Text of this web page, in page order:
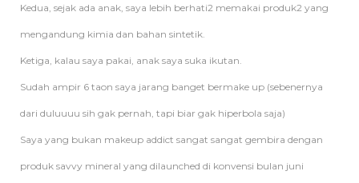
Kedua, sejak ada anak, saya lebih berhati2 memakai produk2 yang
mengandung kimia dan bahan sintetik.
Ketiga, kalau saya pakai, anak saya suka ikutan.
Sudah ampir 6 taon saya jarang banget bermake up (sebenernya
dari duluuuu sih gak pernah, tapi biar gak hiperbola saja)
Saya yang bukan makeup addict sangat sangat gembira dengan
produk savvy mineral yang dilaunched di konvensi bulan juni